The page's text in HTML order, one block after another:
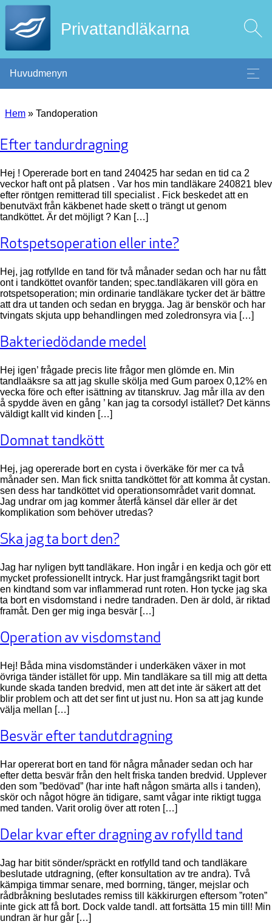
Privattandläkarna
Huvudmenyn
Hem » Tandoperation
Efter tandurdragning
Hej ! Opererade bort en tand 240425 har sedan en tid ca 2
veckor haft ont på platsen . Var hos min tandläkare 240821 blev
efter röntgen remitterad till specialist . Fick beskedet att en
benutväxt från käkbenet hade skett o trängt ut genom
tandköttet. Är det möjligt ? Kan […]
Rotspetsoperation eller inte?
Hej, jag rotfyllde en tand för två månader sedan och har nu fått
ont i tandköttet ovanför tanden; spec.tandläkaren vill göra en
rotspetsoperation; min ordinarie tandläkare tycker det är bättre
att dra ut tanden och sedan en brygga. Jag är benskör och har
tvingats skjuta upp behandlingen med zoledronsyra via […]
Bakteriedödande medel
Hej igen’ frågade precis lite frågor men glömde en. Min
tandlaäksre sa att jag skulle skölja med Gum paroex 0,12% en
vecka före och efter isättning av titanskruv. Jag mår illa av den
å spydde även en gång ’ kan jag ta corsodyl istället? Det känns
väldigt kallt vid kinden […]
Domnat tandkött
Hej, jag opererade bort en cysta i överkäke för mer ca två
månader sen. Man fick snitta tandköttet för att komma åt cystan.
sen dess har tandköttet vid operationsområdet varit domnat.
Jag undrar om jag kommer återfå känsel där eller är det
komplikation som behöver utredas?
Ska jag ta bort den?
Jag har nyligen bytt tandläkare. Hon ingår i en kedja och gör ett
mycket professionellt intryck. Har just framgångsrikt tagit bort
en kindtand som var inflammerad runt roten. Hon tycke jag ska
ta bort en visdomstand i nedre tandraden. Den är dold, är riktad
framåt. Den ger mig inga besvär […]
Operation av visdomstand
Hej! Båda mina visdomständer i underkäken växer in mot
övriga tänder istället för upp. Min tandläkare sa till mig att detta
kunde skada tanden bredvid, men att det inte är säkert att det
blir problem och att det ser fint ut just nu. Hon sa att jag kunde
välja mellan […]
Besvär efter tandutdragning
Har opererat bort en tand för några månader sedan och har
efter detta besvär från den helt friska tanden bredvid. Upplever
den som ”bedövad” (har inte haft någon smärta alls i tanden),
skör och något högre än tidigare, samt vågar inte riktigt tugga
med tanden. Varit orolig över att roten […]
Delar kvar efter dragning av rofylld tand
Jag har bitit sönder/spräckt en rotfylld tand och tandläkare
beslutade utdragning, (efter konsultation av tre andra). Två
kämpiga timmar senare, med borrning, tänger, mejslar och
rådbråkning beslutades remiss till käkkirurgen eftersom ”roten”
inte gick att få bort. Dock valde tandl. att fortsätta 15 min till! Min
undran är hur går […]